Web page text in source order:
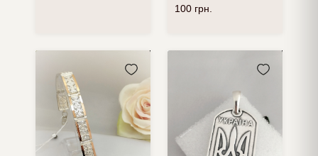
100 грн.